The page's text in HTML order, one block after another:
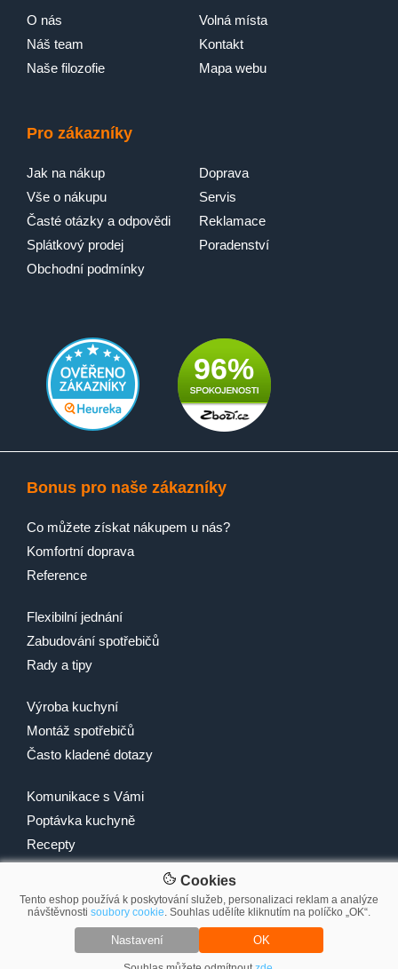
Cookies
Tento eshop používá k poskytování služeb, personalizaci reklam a analýze
návštěvnosti soubory cookie. Souhlas udělíte kliknutím na políčko „OK“.
Nastavení OK
O nás
Náš team
Naše filozofie
Volná místa
Kontakt
Mapa webu
Pro zákazníky
Jak na nákup
Vše o nákupu
Časté otázky a odpovědi
Splátkový prodej
Obchodní podmínky
Doprava
Servis
Reklamace
Poradenství
96%
Bonus pro naše zákazníky
Co můžete získat nákupem u nás?
Komfortní doprava
Reference
Flexibilní jednání
Zabudování spotřebičů
Rady a tipy
Výroba kuchyní
Montáž spotřebičů
Často kladené dotazy
Komunikace s Vámi
Poptávka kuchyně
Recepty
© 2007-2026 2Traders CZ s.r.o.